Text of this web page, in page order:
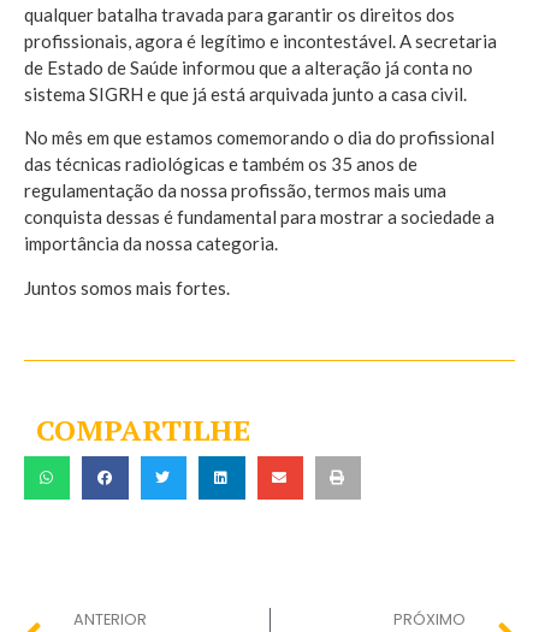
qualquer batalha travada para garantir os direitos dos
profissionais, agora é legítimo e incontestável. A secretaria
de Estado de Saúde informou que a alteração já conta no
sistema SIGRH e que já está arquivada junto a casa civil.
No mês em que estamos comemorando o dia do profissional
das técnicas radiológicas e também os 35 anos de
regulamentação da nossa profissão, termos mais uma
conquista dessas é fundamental para mostrar a sociedade a
importância da nossa categoria.
Juntos somos mais fortes.
COMPARTILHE
ANTERIOR PRÓXIMO